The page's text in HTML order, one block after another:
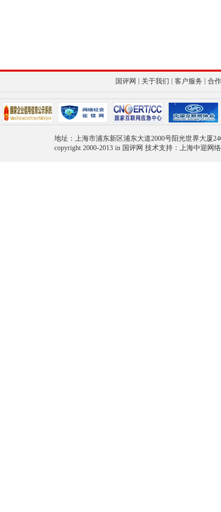
国评网 关于我们 客户服务 合
地址：上海市浦东新区浦东大道2000号阳光世界大厦
copyright 2000-2013 in 国评网 技术支持：上海中迎